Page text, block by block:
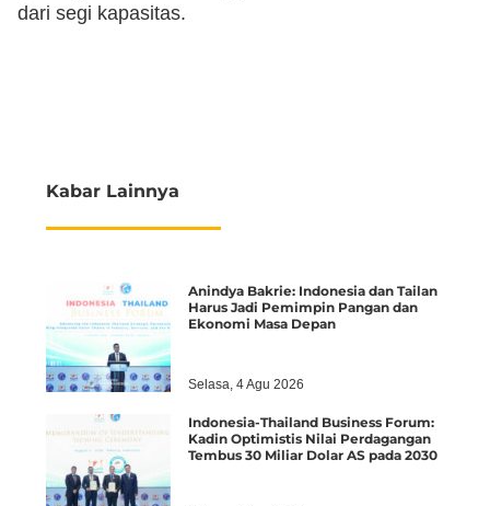
dari segi kapasitas.
Kabar Lainnya
Anindya Bakrie: Indonesia dan Tailan
Harus Jadi Pemimpin Pangan dan
Ekonomi Masa Depan
Selasa, 4 Agu 2026
Indonesia-Thailand Business Forum:
Kadin Optimistis Nilai Perdagangan
Tembus 30 Miliar Dolar AS pada 2030